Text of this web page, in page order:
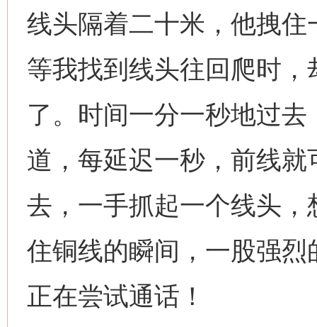
线头隔着二十米，他拽
等我找到线头往回爬时
了。时间一分一秒地过
道，每延迟一秒，前线
去，一手抓起一个线头
住铜线的瞬间，一股强
正在尝试通话！